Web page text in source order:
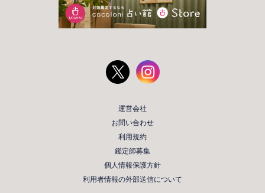
運営会社
お問い合わせ
利用規約
鑑定師募集
個人情報保護方針
利用者情報の外部送信について